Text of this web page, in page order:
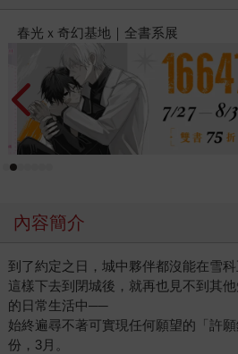
閱讀漫遊錄-2026上半年暢銷榜
內容簡介
到了約定之日，城中夥伴都沒能在雪科
這樣下去到閉城後，就再也見不到其
的日常生活中──
始終遍尋不著可實現任何願望的「許
份，3月。